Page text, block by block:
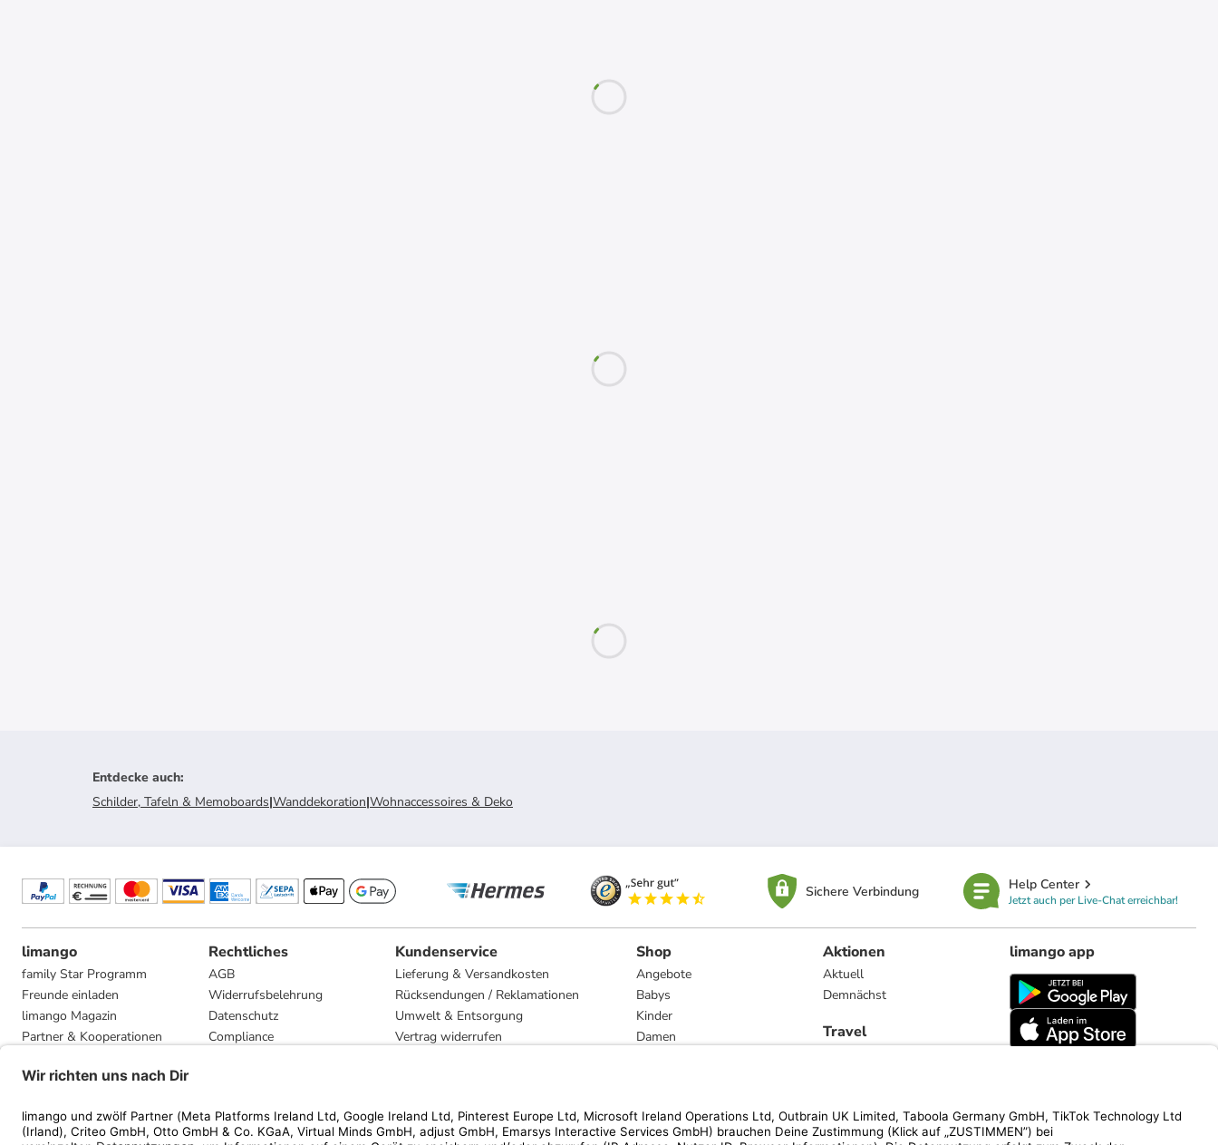
Entdecke auch:
Schilder, Tafeln & Memoboards|Wanddekoration|Wohnaccessoires & Deko
Sichere Verbindung Help Center
Jetzt auch per Live-Chat erreichbar!
limango
family Star Programm
Freunde einladen
limango Magazin
Partner & Kooperationen
Presse
Rechtliches
AGB
Widerrufsbelehrung
Datenschutz
Compliance
Kundenservice
Lieferung & Versandkosten
Rücksendungen / Reklamationen
Umwelt & Entsorgung
Vertrag widerrufen
Shop
Angebote
Babys
Kinder
Damen
Marken
Aktionen
Aktuell
Demnächst
Travel
limango app